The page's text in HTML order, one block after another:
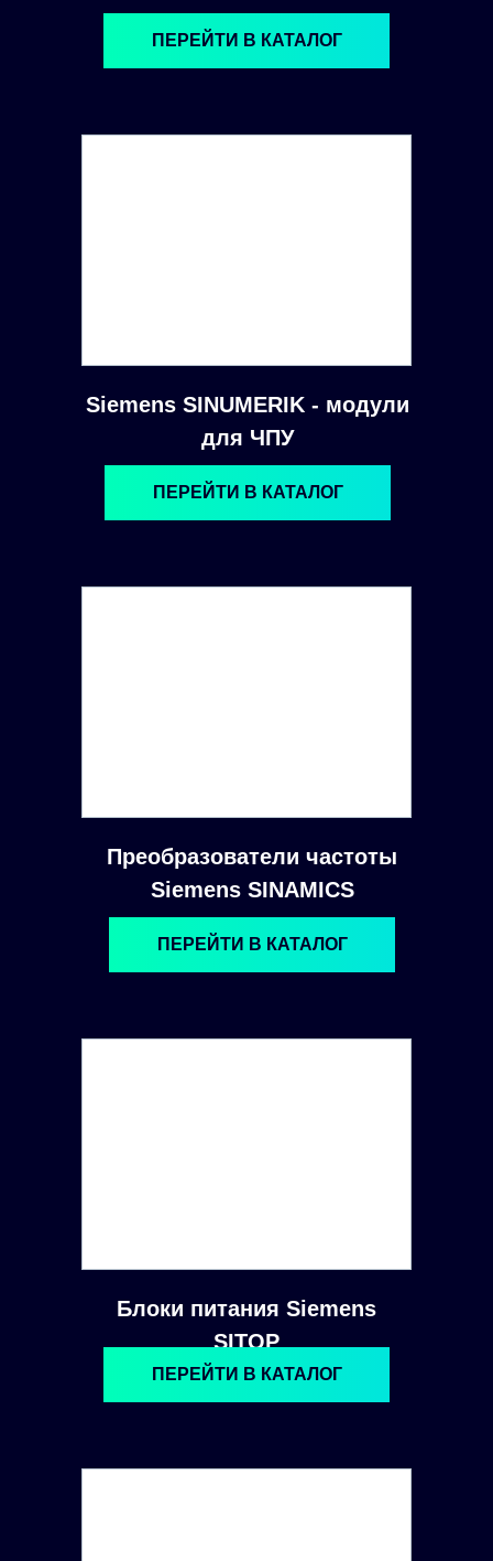
Siemens SINUMERIK - модули
для ЧПУ
ПЕРЕЙТИ В КАТАЛОГ
ПЕРЕЙТИ В КАТАЛОГ
Преобразователи частоты
Siemens SINAMICS
Блоки питания Siemens
SITOP
ПЕРЕЙТИ В КАТАЛОГ
ПЕРЕЙТИ В КАТАЛОГ